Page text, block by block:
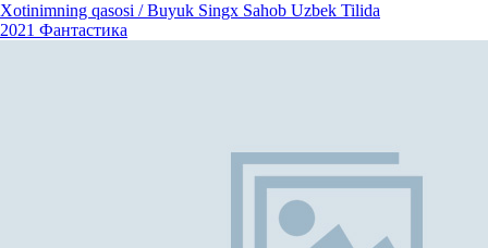
Xotinimning qasosi / Buyuk Singx Sahob Uzbek Tilida
2021 Фантастика